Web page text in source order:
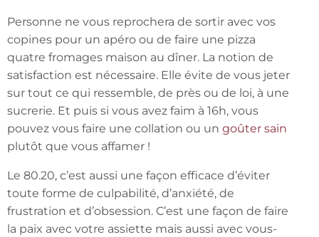
Personne ne vous reprochera de sortir avec vos
copines pour un apéro ou de faire une pizza
quatre fromages maison au dîner. La notion de
satisfaction est nécessaire. Elle évite de vous jeter
sur tout ce qui ressemble, de près ou de loi, à une
sucrerie. Et puis si vous avez faim à 16h, vous
pouvez vous faire une collation ou un goûter sain
plutôt que vous affamer !
Le 80.20, c’est aussi une façon efficace d’éviter
toute forme de culpabilité, d’anxiété, de
frustration et d’obsession. C’est une façon de faire
la paix avec votre assiette mais aussi avec vous-